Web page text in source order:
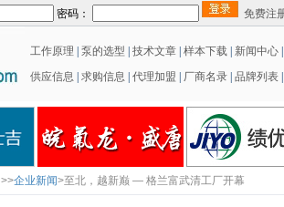
密码： 免费注
工作原理 泵的选型 技术文章 样本下载 新闻中心
供应信息
求购信息 代理加盟 厂商名录 品牌列表
>>企业新闻>至北，越新巅 — 格兰富武清工厂开幕